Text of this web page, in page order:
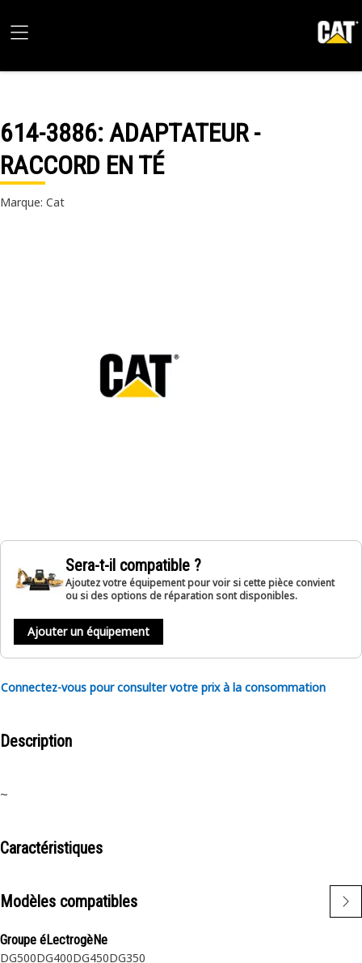
614-3886: ADAPTATEUR -
RACCORD EN TÉ
Marque: Cat
Sera-t-il compatible ?
Ajoutez votre équipement pour voir si cette pièce convient
ou si des options de réparation sont disponibles.
Ajouter un équipement
Connectez-vous pour consulter votre prix à la consommation
Description
~
Caractéristiques
Modèles compatibles
Groupe éLectrogèNe
DG500DG400DG450DG350